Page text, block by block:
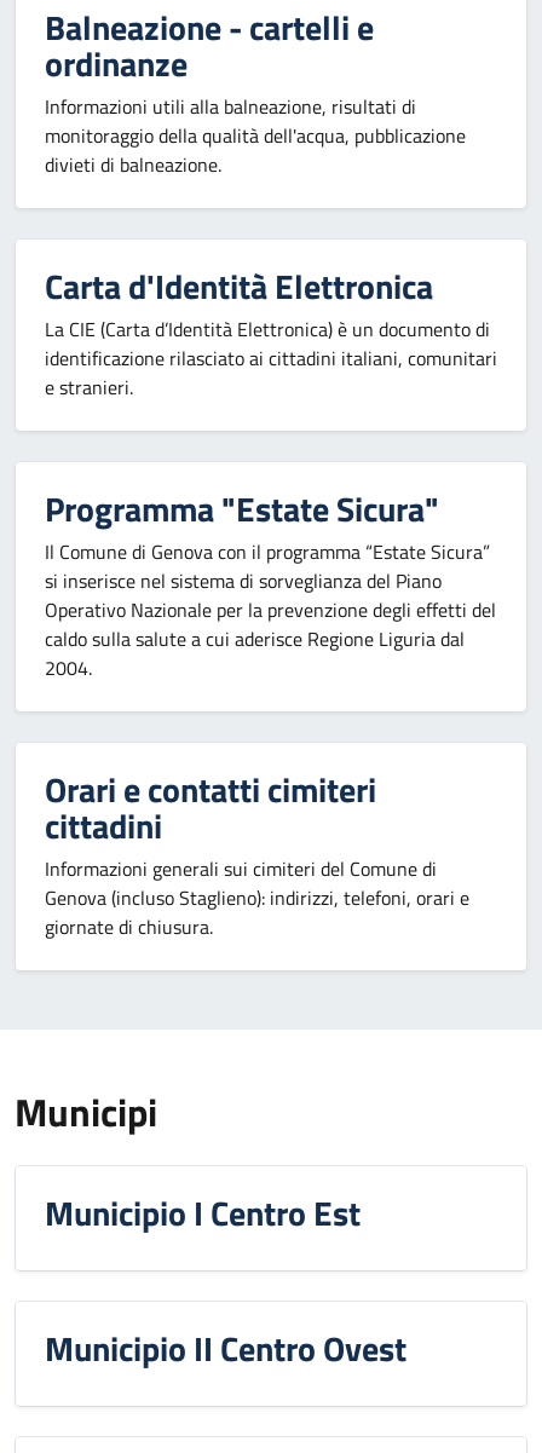
Balneazione - cartelli e
ordinanze
Informazioni utili alla balneazione, risultati di
monitoraggio della qualità dell'acqua, pubblicazione
divieti di balneazione.
Carta d'Identità Elettronica
La CIE (Carta d’Identità Elettronica) è un documento di
identificazione rilasciato ai cittadini italiani, comunitari
e stranieri.
Programma "Estate Sicura"
Il Comune di Genova con il programma “Estate Sicura”
si inserisce nel sistema di sorveglianza del Piano
Operativo Nazionale per la prevenzione degli effetti del
caldo sulla salute a cui aderisce Regione Liguria dal
2004.
Orari e contatti cimiteri
cittadini
Informazioni generali sui cimiteri del Comune di
Genova (incluso Staglieno): indirizzi, telefoni, orari e
giornate di chiusura.
Municipi
Municipio I Centro Est
Municipio II Centro Ovest